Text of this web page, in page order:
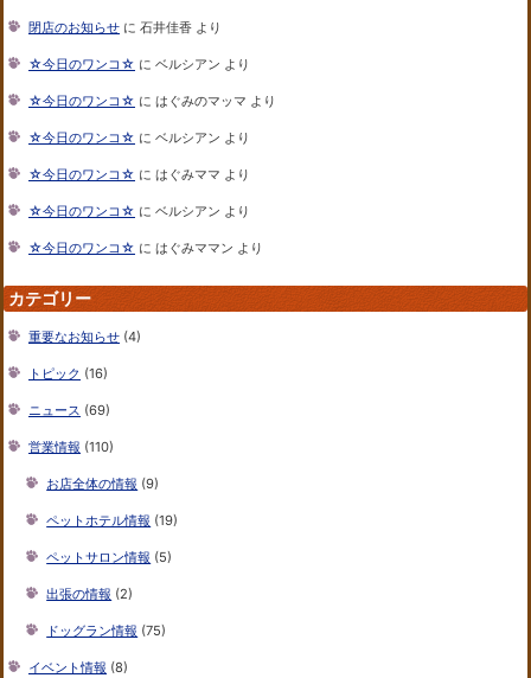
閉店のお知らせ に 石井佳香 より
☆今日のワンコ☆ に ベルシアン より
☆今日のワンコ☆ に はぐみのマッマ より
☆今日のワンコ☆ に ベルシアン より
☆今日のワンコ☆ に はぐみママ より
☆今日のワンコ☆ に ベルシアン より
☆今日のワンコ☆ に はぐみママン より
カテゴリー
重要なお知らせ (4)
トピック (16)
ニュース (69)
営業情報 (110)
お店全体の情報 (9)
ペットホテル情報 (19)
ペットサロン情報 (5)
出張の情報 (2)
ドッグラン情報 (75)
イベント情報 (8)